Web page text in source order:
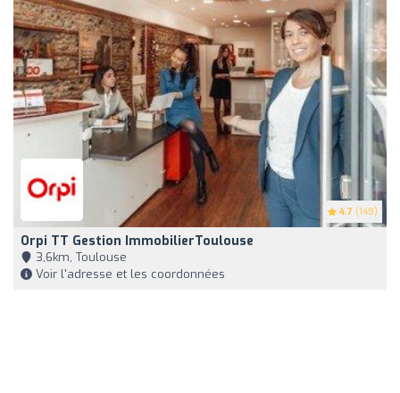
4.7 (148)
Orpi TT Gestion ImmobilierToulouse
3,6km, Toulouse
Voir l'adresse et les coordonnées